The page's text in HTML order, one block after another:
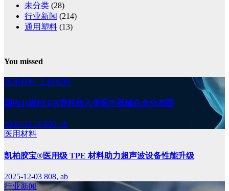
未分类 (28)
行业新闻 (214)
通用塑料 (13)
You missed
医用材料 工程塑料
国内41家PEEK骨科植入类医疗器械企业分布图
2026-04-16 808, ab
医用材料
凯柏胶宝®医用级 TPE 材料助力超声波设备性能升级
2025-12-03 808, ab
行业新闻